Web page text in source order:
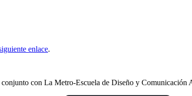
enlace.
con La Metro-Escuela de Diseño y Comunicación